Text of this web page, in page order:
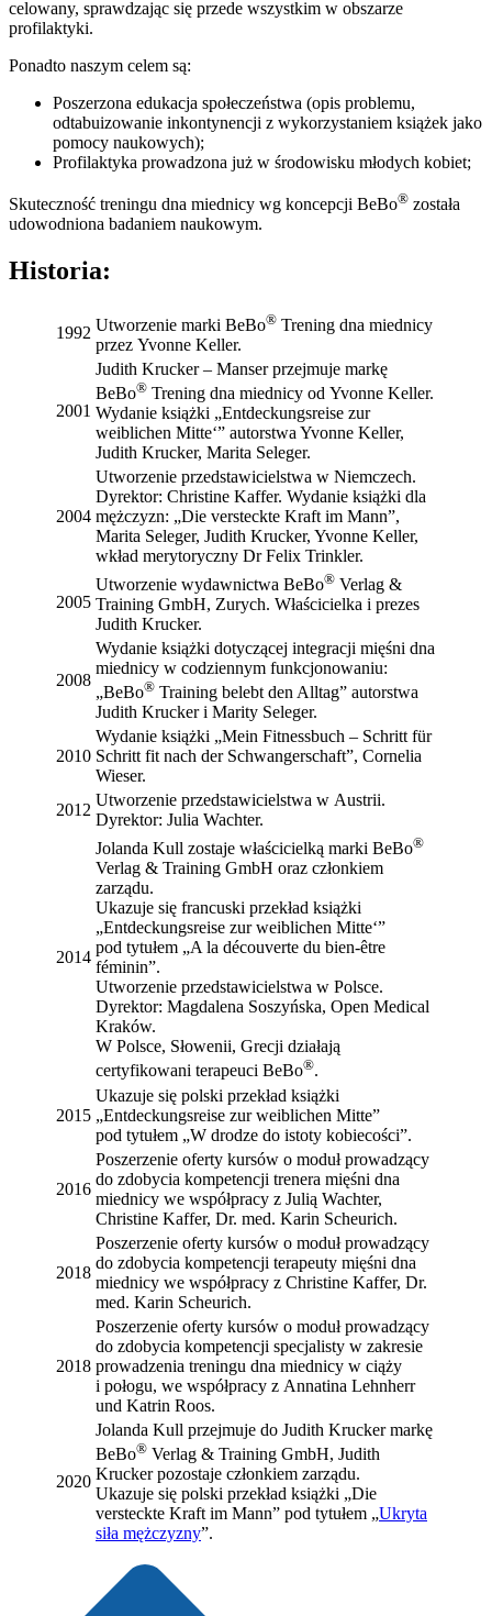
celowany, sprawdzając się przede wszystkim w obszarze
profilaktyki.
Ponadto naszym celem są:
Poszerzona edukacja społeczeństwa (opis problemu,
odtabuizowanie inkontynencji z wykorzystaniem książek jako
pomocy naukowych);
Profilaktyka prowadzona już w środowisku młodych kobiet;
Skuteczność treningu dna miednicy wg koncepcji BeBo® została
udowodniona badaniem naukowym.
Historia:
1992 Utworzenie marki BeBo® Trening dna miednicy
przez Yvonne Keller.
2001
Judith Krucker – Manser przejmuje markę
BeBo® Trening dna miednicy od Yvonne Keller.
Wydanie książki „Entdeckungsreise zur
weiblichen Mitte‘” autorstwa Yvonne Keller,
Judith Krucker, Marita Seleger.
2004
Utworzenie przedstawicielstwa w Niemczech.
Dyrektor: Christine Kaffer. Wydanie książki dla
mężczyzn: „Die versteckte Kraft im Mann”,
Marita Seleger, Judith Krucker, Yvonne Keller,
wkład merytoryczny Dr Felix Trinkler.
2005
Utworzenie wydawnictwa BeBo® Verlag &
Training GmbH, Zurych. Właścicielka i prezes
Judith Krucker.
2008
Wydanie książki dotyczącej integracji mięśni dna
miednicy w codziennym funkcjonowaniu:
„BeBo® Training belebt den Alltag” autorstwa
Judith Krucker i Marity Seleger.
2010
Wydanie książki „Mein Fitnessbuch – Schritt für
Schritt fit nach der Schwangerschaft”, Cornelia
Wieser.
2012
Utworzenie przedstawicielstwa w Austrii.
Dyrektor: Julia Wachter.
2014
Jolanda Kull zostaje właścicielką marki BeBo®
Verlag & Training GmbH oraz członkiem
zarządu.
Ukazuje się francuski przekład książki
„Entdeckungsreise zur weiblichen Mitte‘”
pod tytułem „A la découverte du bien-être
féminin”.
Utworzenie przedstawicielstwa w Polsce.
Dyrektor: Magdalena Soszyńska, Open Medical
Kraków.
W Polsce, Słowenii, Grecji działają
certyfikowani terapeuci BeBo®.
2015
Ukazuje się polski przekład książki
„Entdeckungsreise zur weiblichen Mitte”
pod tytułem „W drodze do istoty kobiecości”.
2016
Poszerzenie oferty kursów o moduł prowadzący
do zdobycia kompetencji trenera mięśni dna
miednicy we współpracy z Julią Wachter,
Christine Kaffer, Dr. med. Karin Scheurich.
2018
Poszerzenie oferty kursów o moduł prowadzący
do zdobycia kompetencji terapeuty mięśni dna
miednicy we współpracy z Christine Kaffer, Dr.
med. Karin Scheurich.
2018
Poszerzenie oferty kursów o moduł prowadzący
do zdobycia kompetencji specjalisty w zakresie
prowadzenia treningu dna miednicy w ciąży
i połogu, we współpracy z Annatina Lehnherr
und Katrin Roos.
2020
Jolanda Kull przejmuje do Judith Krucker markę
BeBo® Verlag & Training GmbH, Judith
Krucker pozostaje członkiem zarządu.
Ukazuje się polski przekład książki „Die
versteckte Kraft im Mann” pod tytułem „Ukryta
siła mężczyzny”.